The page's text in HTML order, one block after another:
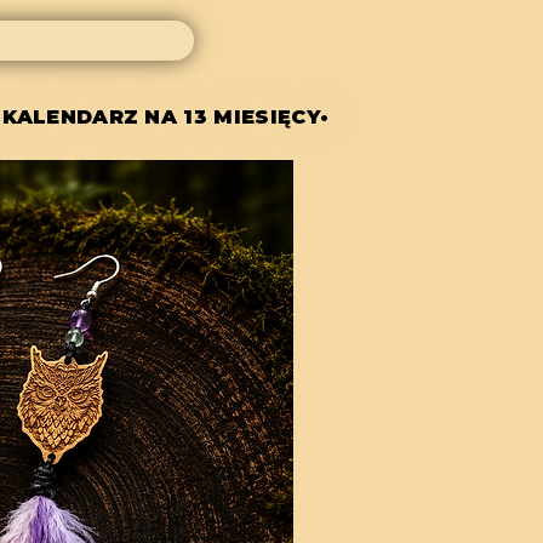
NA 13 MIESIĘCY•
NA 13 MIESIĘCY•